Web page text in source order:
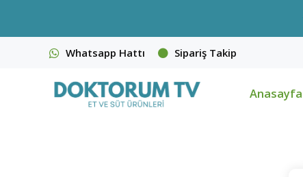
Whatsapp Hattı Sipariş Takip
Anasayfa